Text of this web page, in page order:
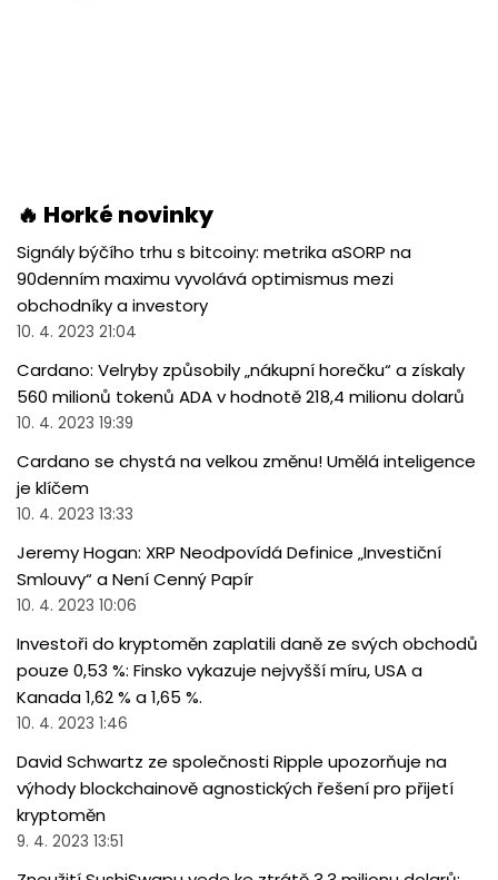
🔥 Horké novinky
Signály býčího trhu s bitcoiny: metrika aSORP na
90denním maximu vyvolává optimismus mezi
obchodníky a investory
10. 4. 2023 21:04
Cardano: Velryby způsobily „nákupní horečku“ a získaly
560 milionů tokenů ADA v hodnotě 218,4 milionu dolarů
10. 4. 2023 19:39
Cardano se chystá na velkou změnu! Umělá inteligence
je klíčem
10. 4. 2023 13:33
Jeremy Hogan: XRP Neodpovídá Definice „Investiční
Smlouvy“ a Není Cenný Papír
10. 4. 2023 10:06
Investoři do kryptoměn zaplatili daně ze svých obchodů
pouze 0,53 %: Finsko vykazuje nejvyšší míru, USA a
Kanada 1,62 % a 1,65 %.
10. 4. 2023 1:46
David Schwartz ze společnosti Ripple upozorňuje na
výhody blockchainově agnostických řešení pro přijetí
kryptoměn
9. 4. 2023 13:51